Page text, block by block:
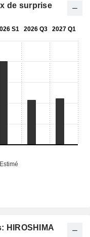
HIROSHIMA
de surprise